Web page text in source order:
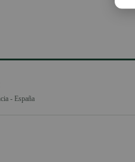
- España